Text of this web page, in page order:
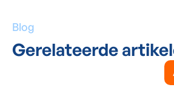
Blog
Gerelateerde